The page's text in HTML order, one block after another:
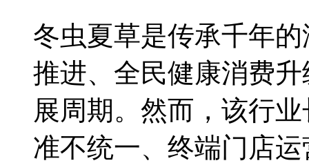
冬虫夏草是传承千年
推进、全民健康消费
展周期。然而，该行
准不统一、终端门店运